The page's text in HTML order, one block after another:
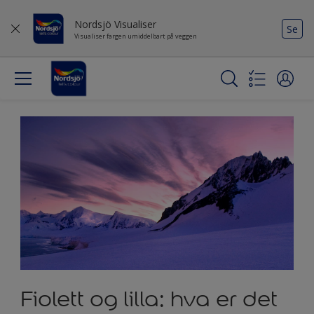
Nordsjö Visualiser
Visualiser fargen umiddelbart på veggen
Se
Fiolett og lilla: hva er det